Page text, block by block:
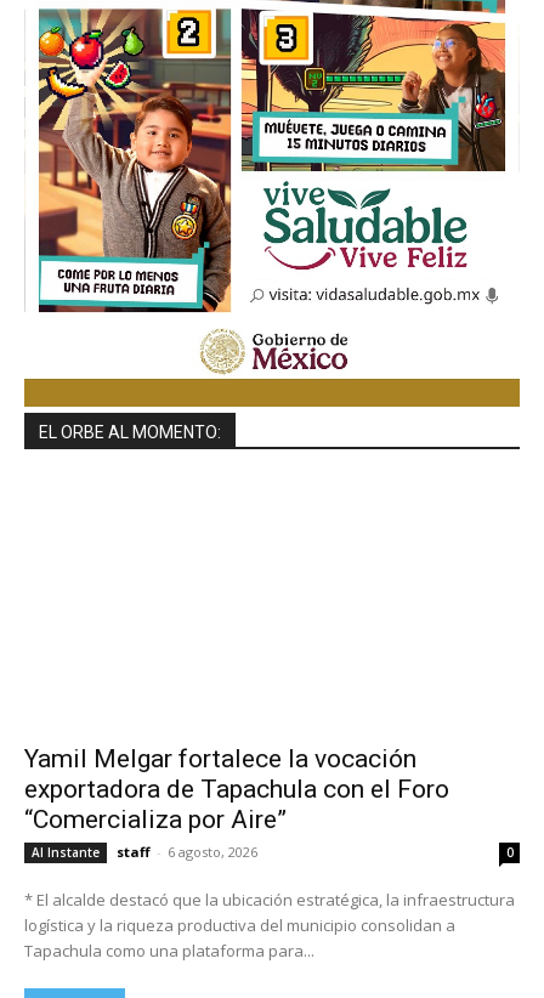
EL ORBE AL MOMENTO:
Yamil Melgar fortalece la vocación
exportadora de Tapachula con el Foro
“Comercializa por Aire”
Al Instante staff - 6 agosto, 2026 0
* El alcalde destacó que la ubicación estratégica, la infraestructura
logística y la riqueza productiva del municipio consolidan a
Tapachula como una plataforma para...